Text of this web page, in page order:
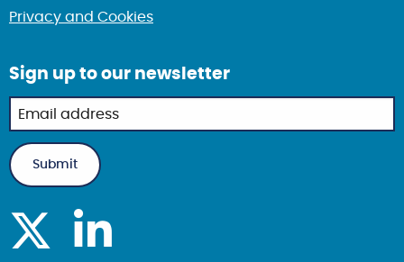
Privacy and Cookies
Newsletter
sign up in
footer
Sign up to our newsletter
Submit
Visit Health Equity Resource Centre on X
Visit Health Equity Resource Centre on linked